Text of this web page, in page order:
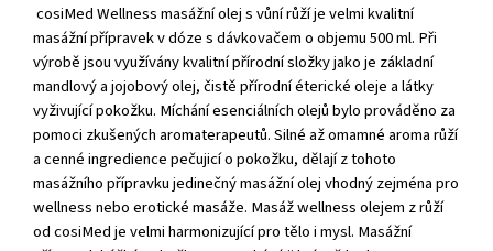
cosiMed Wellness masážní olej s vůní růží je velmi kvalitní
masážní přípravek v dóze s dávkovačem o objemu 500 ml. Při
výrobě jsou využívány kvalitní přírodní složky jako je základní
mandlový a jojobový olej, čistě přírodní éterické oleje a látky
vyživující pokožku. Míchání esenciálních olejů bylo prováděno za
pomoci zkušených aromaterapeutů. Silné až omamné aroma růží
a cenné ingredience pečujicí o pokožku, dělají z tohoto
masážního přípravku jedinečný masážní olej vhodný zejména pro
wellness nebo erotické masáže. Masáž wellness olejem z růží
od cosiMed je velmi harmonizující pro tělo i mysl. Masážní